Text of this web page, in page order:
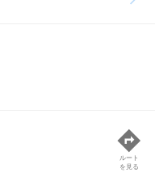
ルート
を見る